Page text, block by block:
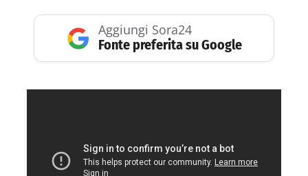
Aggiungi Sora24
Fonte preferita su Google